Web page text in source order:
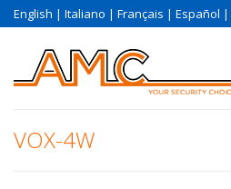
English | Italiano | Français | Español |
VOX-4W